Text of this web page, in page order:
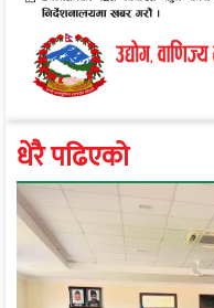
धेरै पढिएको